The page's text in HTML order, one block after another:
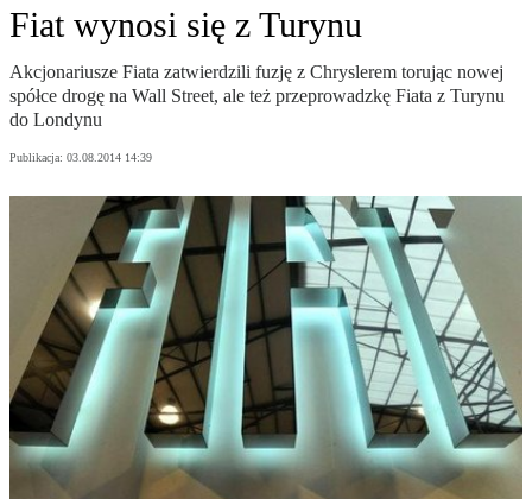
Fiat wynosi się z Turynu
Akcjonariusze Fiata zatwierdzili fuzję z Chryslerem torując nowej
spółce drogę na Wall Street, ale też przeprowadzkę Fiata z Turynu
do Londynu
Publikacja: 03.08.2014 14:39